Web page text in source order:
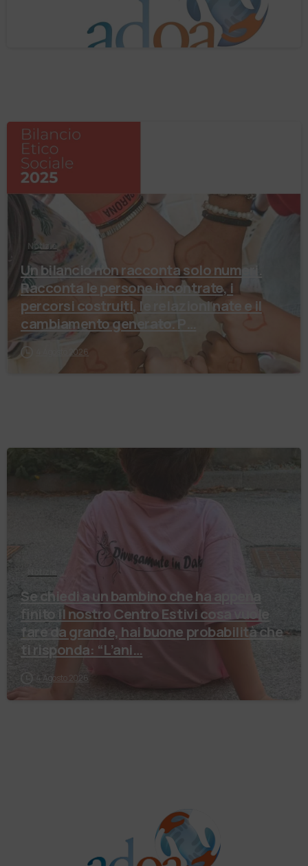
Notizie
Un bilancio non racconta solo numeri.
Racconta le persone incontrate, i
percorsi costruiti, le relazioni nate e il
4 Agosto 2026
Se chiedi a un bambino che ha appena
finito il nostro Centro Estivi cosa vuole
fare da grande, hai buone probabilità che
ti risponda: “L’ani…
4 Agosto 2026